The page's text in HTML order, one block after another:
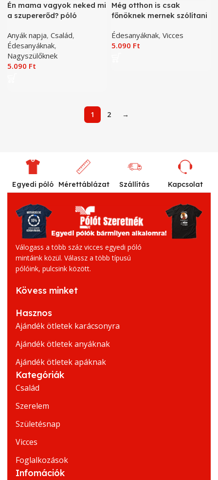
Én mama vagyok neked mi
a szupererőd? póló
Anyák napja, Család,
Édesanyáknak,
Nagyszülőknek
5.090 Ft
Még otthon is csak
főnöknek mernek szólítani
Édesanyáknak, Vicces
5.090 Ft
1 2 →
Egyedi póló Mérettáblázat Szállítás Kapcsolat
Válogass a több száz vicces egyedi póló
mintáink közül. Válassz a több típusú
pólóink, pulcsink között.
Kövess minket
Hasznos
Ajándék ötletek karácsonyra
Ajándék ötletek anyáknak
Ajándék ötletek apáknak
Kategóriák
Család
Szerelem
Születésnap
Vicces
Foglalkozások
Infomációk